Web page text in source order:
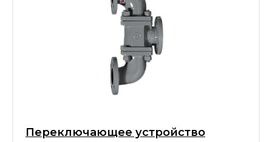
Переключающее устройство